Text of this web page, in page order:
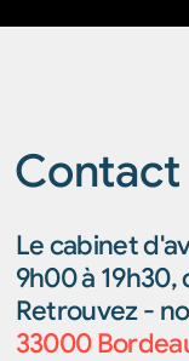
Le cabinet
9h00 à
Retrouvez -
33000
Contact